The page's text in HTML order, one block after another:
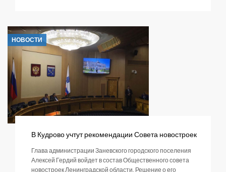
НОВОСТИ
В Кудрово учтут рекомендации Совета новостроек
Глава администрации Заневского городского поселения
Алексей Гердий войдет в состав Общественного совета
новостроек Ленинградской области. Решение о его